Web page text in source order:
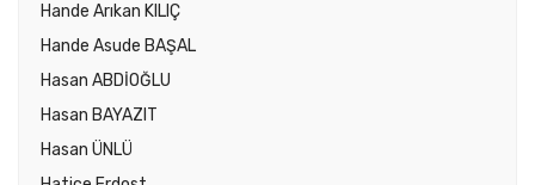
Hande Arıkan KILIÇ
Hande Asude BAŞAL
Hasan ABDİOĞLU
Hasan BAYAZIT
Hasan ÜNLÜ